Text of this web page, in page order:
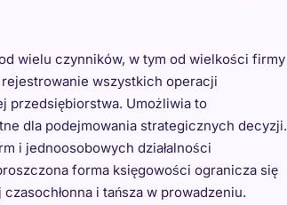
wielu czynników, w tym od wielkości firmy
rejestrowanie wszystkich operacji
przedsiębiorstwa. Umożliwia to
dla podejmowania strategicznych decyzji.
i jednoosobowych działalności
forma księgowości ogranicza się
i tańsza w prowadzeniu.